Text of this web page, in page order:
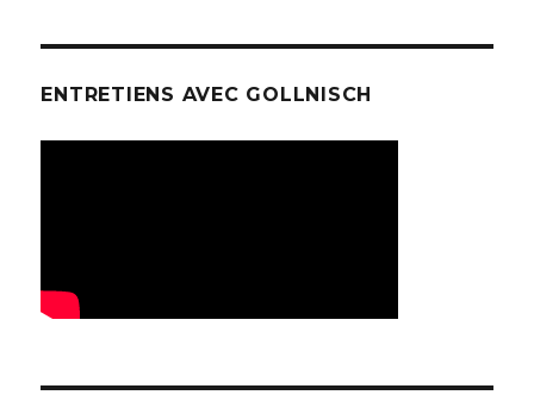
ENTRETIENS AVEC GOLLNISCH